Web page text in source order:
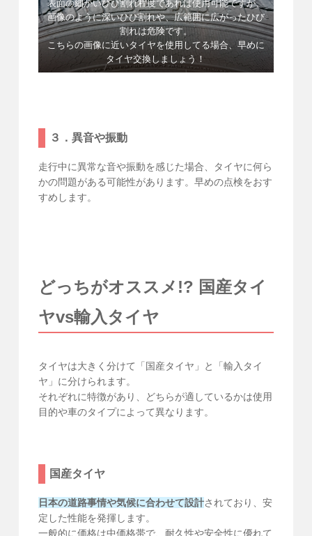
表面の細かいひび割れ程度であれば使用可能ですが、
画像のように深いひび割れや、広範囲に広がったひび
割れは危険です。
こちらの画像に近いタイヤを使用してる場合、早めに
タイヤ交換しましょう！
３．異音や振動
走行中に異常な音や振動を感じた場合、タイヤに何ら
かの問題がある可能性があります。早めの点検をおす
すめします。
どっちがオススメ!? 国産タイ
ヤvs輸入タイヤ
タイヤは大きく分けて「国産タイヤ」と「輸入タイ
ヤ」に分けられます。
それぞれに特徴があり、どちらが適しているかは使用
目的や車のタイプによって異なります。
国産タイヤ
日本の道路事情や気候に合わせて設計されており、安
定した性能を発揮します。
一般的に価格は中価格帯で、耐久性や安全性に優れて